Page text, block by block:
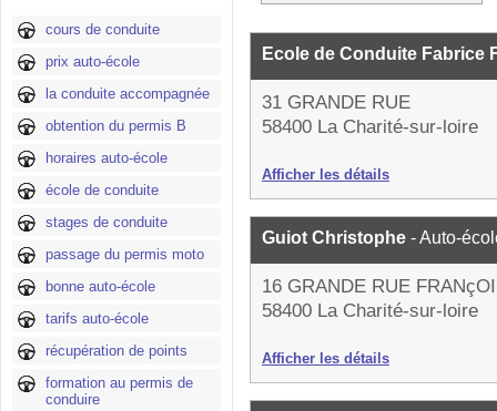
cours de conduite
prix auto-école
la conduite accompagnée
obtention du permis B
horaires auto-école
école de conduite
stages de conduite
passage du permis moto
bonne auto-école
tarifs auto-école
récupération de points
formation au permis de
conduire
Ecole de Conduite Fabrice
31 GRANDE RUE
58400 La Charité-sur-loire
Afficher les détails
Guiot Christophe - Auto-
16 GRANDE RUE
58400 La Charité-sur-loire
Afficher les détails